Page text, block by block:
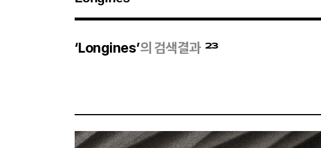
‘Longines’의 검색결과 23